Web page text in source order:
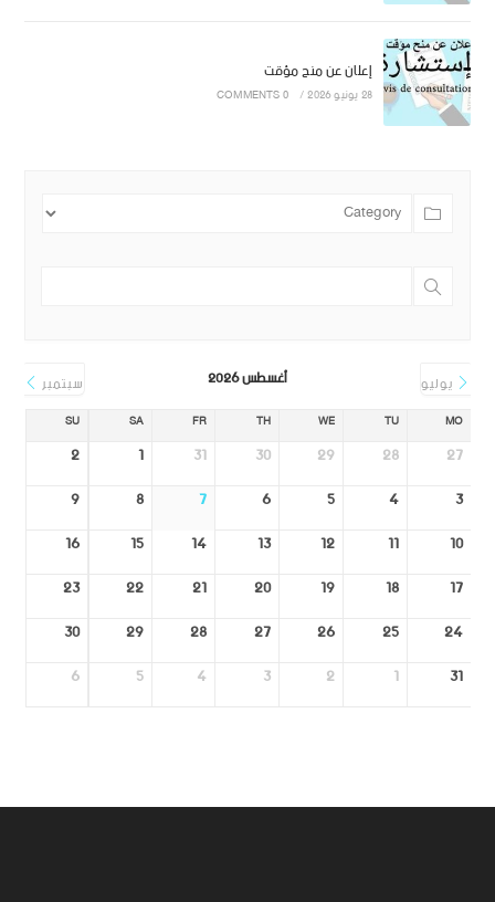
إعلان عن منح مؤقت
28 يونيو 2026 /
0 COMMENTS
يوليو أغسطس 2026 سبتمبر
MO
TU
WE
TH
FR
SA
SU
27
28
29
30
31
1
2
3
4
5
6
7
8
9
10
11
12
13
14
15
16
17
18
19
20
21
22
23
24
25
26
27
28
29
30
31
1
2
3
4
5
6